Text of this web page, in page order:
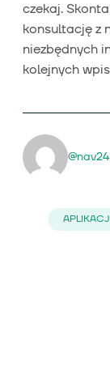
czekaj.
konsultację z
niezbędnych
kolejnych
@nav24